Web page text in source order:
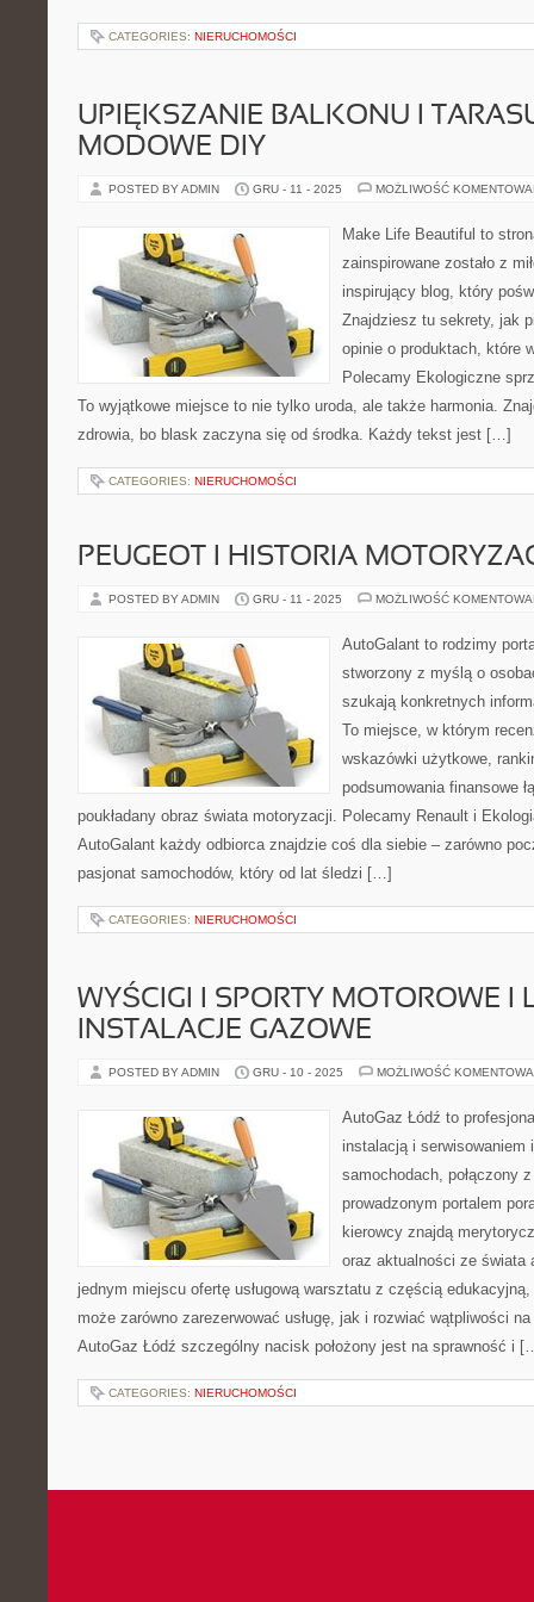
CATEGORIES: NIERUCHOMOŚCI
UPIĘKSZANIE BALKONU I
MODOWE DIY
POSTED BY ADMIN GRU - 11 - 2025 MOŻLIWOŚĆ
Make Life Beautiful to
zainspirowane zostało z
inspirujący blog, który
Znajdziesz tu sekrety, jak
opinie o produktach, które
Polecamy Ekologiczne
To wyjątkowe miejsce to nie tylko uroda, ale także harmonia.
zdrowia, bo blask zaczyna się od środka. Każdy tekst jest […]
CATEGORIES: NIERUCHOMOŚCI
PEUGEOT I HISTORIA
POSTED BY ADMIN GRU - 11 - 2025 MOŻLIWOŚĆ
AutoGalant to rodzimy
stworzony z myślą o
szukają konkretnych
To miejsce, w którym
wskazówki użytkowe,
podsumowania finansowe
poukładany obraz świata motoryzacji. Polecamy Renault i
AutoGalant każdy odbiorca znajdzie coś dla siebie – zarówno
pasjonat samochodów, który od lat śledzi […]
CATEGORIES: NIERUCHOMOŚCI
WYŚCIGI I SPORTY MOTOROWE I
INSTALACJE GAZOWE
POSTED BY ADMIN GRU - 10 - 2025 MOŻLIWOŚĆ
AutoGaz Łódź to
instalacją i serwisowaniem
samochodach, połączony
prowadzonym portalem
kierowcy znajdą
oraz aktualności ze świata
jednym miejscu ofertę usługową warsztatu z częścią
może zarówno zarezerwować usługę, jak i rozwiać wątpliwości
AutoGaz Łódź szczególny nacisk położony jest na sprawność i
CATEGORIES: NIERUCHOMOŚCI